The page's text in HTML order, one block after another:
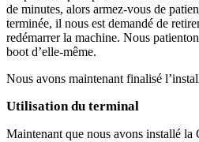
de minutes, alors armez-vous de
terminée, il nous est demandé de
redémarrer la machine. Nous
boot d’elle-même.
Nous avons maintenant finalisé
Utilisation du terminal
Maintenant que nous avons installé